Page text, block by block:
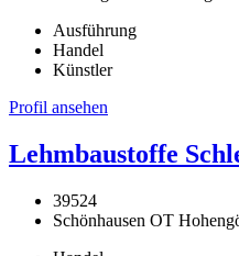
Ausführung
Handel
Künstler
Profil ansehen
Lehmbaustoffe
39524
Schönhausen OT